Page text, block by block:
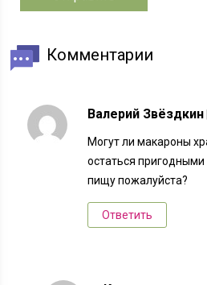
Комментарии
Валерий Звёздкин
Могут ли макароны
остаться
пищу пожалуйста?
Ответить